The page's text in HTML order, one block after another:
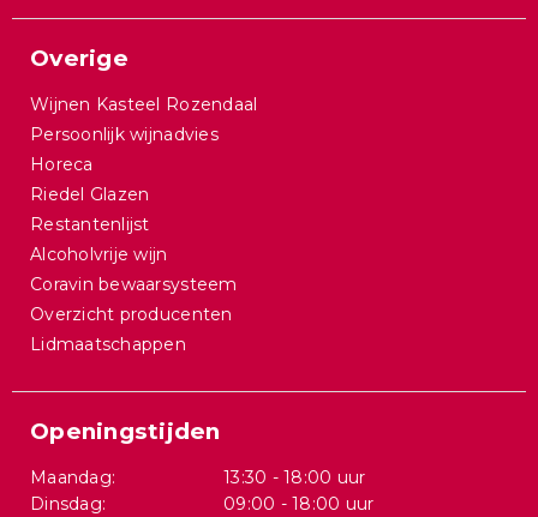
Overige
Wijnen Kasteel Rozendaal
Persoonlijk wijnadvies
Horeca
Riedel Glazen
Restantenlijst
Alcoholvrije wijn
Coravin bewaarsysteem
Overzicht producenten
Lidmaatschappen
Openingstijden
Maandag:
13:30 - 18:00 uur
Dinsdag:
09:00 - 18:00 uur